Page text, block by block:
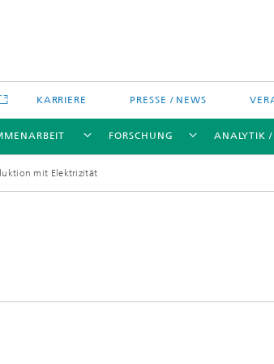
KARRIERE PRESSE / NEWS
FORSCHUNG ANALYTIK /
mit Elektrizität